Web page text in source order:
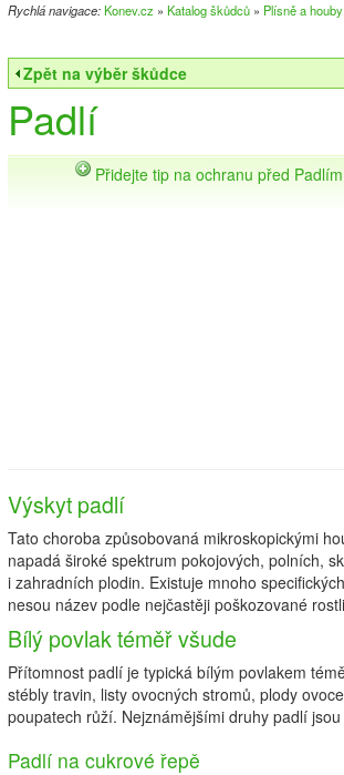
Rychlá navigace:Konev.cz » Katalog škůdců » Plísně a houby
Zpět na výběr škůdce
Padlí
Přidejte tip na ochranu před Padlím
Výskyt padlí
Tato choroba způsobovaná mikroskopickými
napadá široké spektrum pokojových, polních,
i zahradních plodin. Existuje mnoho
nesou název podle nejčastěji poškozované
Bílý povlak téměř všude
Přítomnost padlí je typická bílým povlakem
stébly travin, listy ovocných stromů, plody
poupatech růží. Nejznámějšími druhy padlí
Padlí na cukrové řepě